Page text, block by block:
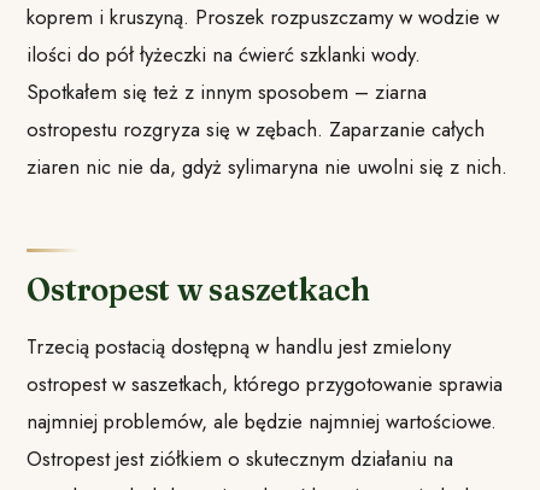
koprem i kruszyną. Proszek rozpuszczamy w wodzie w
ilości do pół łyżeczki na ćwierć szklanki wody.
Spotkałem się też z innym sposobem – ziarna
ostropestu rozgryza się w zębach. Zaparzanie całych
ziaren nic nie da, gdyż sylimaryna nie uwolni się z nich.
Ostropest w saszetkach
Trzecią postacią dostępną w handlu jest zmielony
ostropest w saszetkach, którego przygotowanie sprawia
najmniej problemów, ale będzie najmniej wartościowe.
Ostropest jest ziółkiem o skutecznym działaniu na